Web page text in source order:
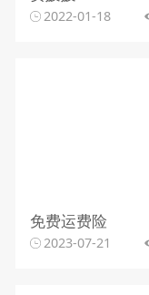
2022-01-18
免费运费险
2023-07-21